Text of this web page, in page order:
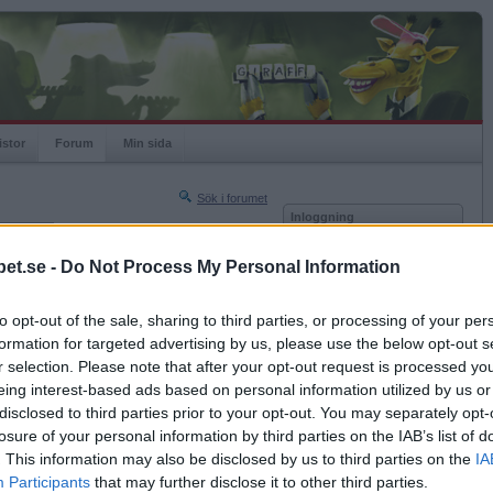
- Do Not Process My Personal Information
opt-out of the sale, sharing to third parties, or processing of your
for targeted advertising by us, please use the below opt-out
selection. Please note that after your opt-out request is processed
interest-based ads based on personal information utilized by us
to third parties prior to your opt-out. You may separately
of your personal information by third parties on the IAB’s list of
This information may also be disclosed by us to third parties on the
Participants that may further disclose it to other third parties.
Forum Min sida
Sök i forumet
Nästa sida »
2020-05-24 00:46
Inloggning
Kom ihåg mig
Glömt ditt lösenord?
Få ny aktiveringslänk
Betapet är gratis!